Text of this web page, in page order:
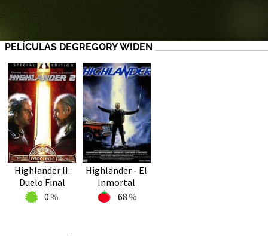
PELÍCULAS DEGREGORY WIDEN
Highlander II:
Duelo Final
0
Highlander - El
Inmortal
68